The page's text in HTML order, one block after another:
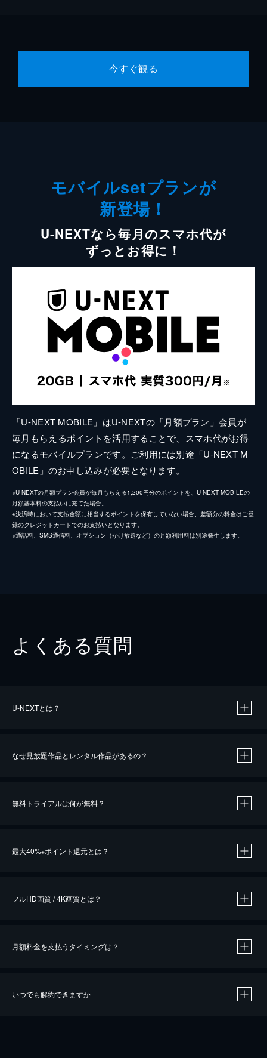
今すぐ観る
モバイルsetプランが
新登場！
U-NEXTなら毎月のスマホ代が
ずっとお得に！
「U-NEXT MOBILE」はU-NEXTの「月額プラン」会員が
毎月もらえるポイントを活用することで、スマホ代がお得
になるモバイルプランです。ご利用には別途「U-NEXT M
OBILE」のお申し込みが必要となります。
※U-NEXTの月額プラン会員が毎月もらえる1,200円分のポイントを、U-NEXT MOBILEの
月額基本料の支払いに充てた場合。
※決済時において支払金額に相当するポイントを保有していない場合、差額分の料金はご登
録のクレジットカードでのお支払いとなります。
※通話料、SMS通信料、オプション（かけ放題など）の月額利用料は別途発生します。
よくある質問
U-NEXTとは？
なぜ見放題作品とレンタル作品があるの？
無料トライアルは何が無料？
最大40%※ポイント還元とは？
※40％ポイント還元の対象は、クレジットカード決済による作品の購入 / レンタルです。
iOSアプリのUコイン決済による作品の購入 / レンタルは、20％のポイント還元です。
フルHD画質 / 4K画質とは？
月額料金を支払うタイミングは？
いつでも解約できますか